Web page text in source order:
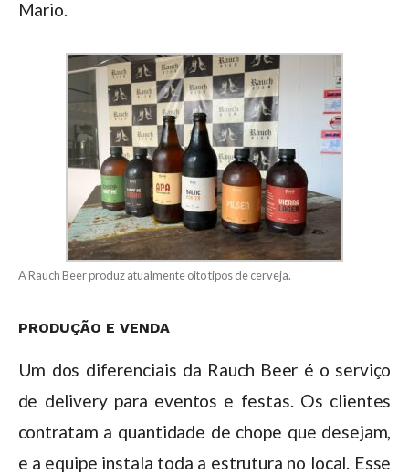
Mario.
A Rauch Beer produz atualmente oito tipos de cerveja.
PRODUÇÃO E VENDA
Um dos diferenciais da Rauch Beer é o serviço
de delivery para eventos e festas. Os clientes
contratam a quantidade de chope que desejam,
e a equipe instala toda a estrutura no local. Esse